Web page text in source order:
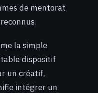
de mentorat
la simple
dispositif
un créatif,
intégrer un